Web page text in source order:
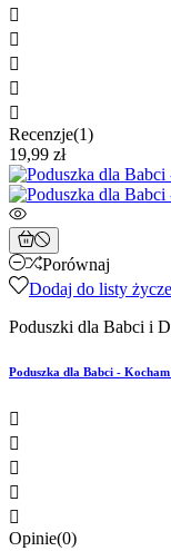





Recenzje(1)
19,99 zł
Porównaj
Dodaj do listy
Poduszki dla Babci i
Poduszka dla Babci -





Opinie(0)